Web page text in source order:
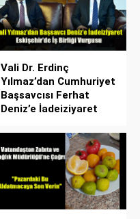
Vali Dr. Erdinç
Yılmaz’dan Cumhuriyet
Başsavcısı Ferhat
Deniz’e İadeiziyaret